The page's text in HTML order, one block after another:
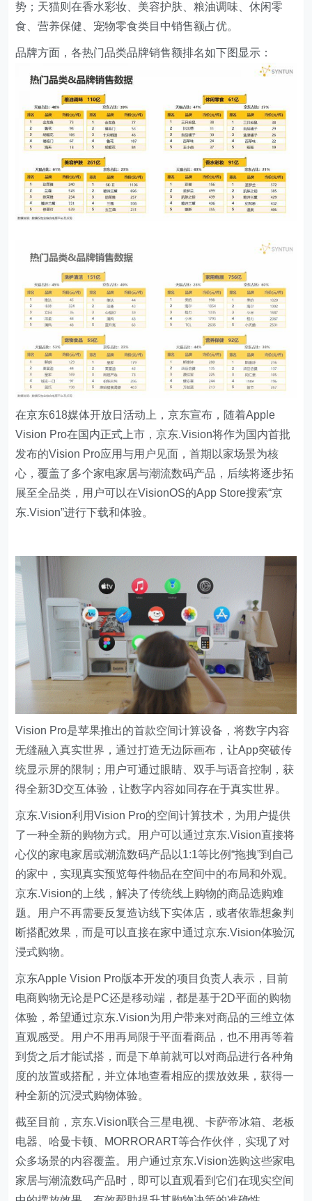
势；天猫则在香水彩妆、美容护肤、粮油调味、休闲零
食、营养保健、宠物零食类目中销售额占优。
品牌方面，各热门品类品牌销售额排名如下图显示：
在京东618媒体开放日活动上，京东宣布，随着Apple
Vision Pro在国内正式上市，京东.Vision将作为国内首批
发布的Vision Pro应用与用户见面，首期以家场景为核
心，覆盖了多个家电家居与潮流数码产品，后续将逐步拓
展至全品类，用户可以在VisionOS的App Store搜索“京
东.Vision”进行下载和体验。
Vision Pro是苹果推出的首款空间计算设备，将数字内容
无缝融入真实世界，通过打造无边际画布，让App突破传
统显示屏的限制；用户可通过眼睛、双手与语音控制，获
得全新3D交互体验，让数字内容如同存在于真实世界。
京东.Vision利用Vision Pro的空间计算技术，为用户提供
了一种全新的购物方式。用户可以通过京东.Vision直接将
心仪的家电家居或潮流数码产品以1:1等比例“拖拽”到自己
的家中，实现真实预览每件物品在空间中的布局和外观。
京东.Vision的上线，解决了传统线上购物的商品选购难
题。用户不再需要反复造访线下实体店，或者依靠想象判
断搭配效果，而是可以直接在家中通过京东.Vision体验沉
浸式购物。
京东Apple Vision Pro版本开发的项目负责人表示，目前
电商购物无论是PC还是移动端，都是基于2D平面的购物
体验，希望通过京东.Vision为用户带来对商品的三维立体
直观感受。用户不用再局限于平面看商品，也不用再等着
到货之后才能试搭，而是下单前就可以对商品进行各种角
度的放置或搭配，并立体地查看相应的摆放效果，获得一
种全新的沉浸式购物体验。
截至目前，京东.Vision联合三星电视、卡萨帝冰箱、老板
电器、哈曼卡顿、MORRORART等合作伙伴，实现了对
众多场景的内容覆盖。用户通过京东.Vision选购这些家电
家居与潮流数码产品时，即可以直观看到它们在现实空间